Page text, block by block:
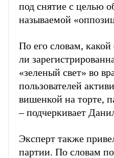
под снятие с целью
называемой
По его словам, какой
ли
«зеленый свет» во
пользователей
вишенкой на торте,
– подчеркивает
Эксперт также
партии. По словам